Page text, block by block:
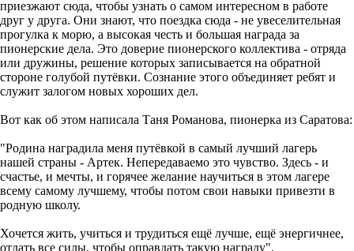
приезжают сюда, чтобы узнать о самом интересном в работе
друг у друга. Они знают, что поездка сюда - не увеселительная
прогулка к морю, а высокая честь и большая награда за
пионерские дела. Это доверие пионерского коллектива - отряда
или дружины, решение которых записывается на обратной
стороне голубой путёвки. Сознание этого объединяет ребят и
служит залогом новых хороших дел.
Вот как об этом написала Таня Романова, пионерка из Саратова:
"Родина наградила меня путёвкой в самый лучший лагерь
нашей страны - Артек. Непередаваемо это чувство. Здесь - и
счастье, и мечты, и горячее желание научиться в этом лагере
всему самому лучшему, чтобы потом свои навыки привезти в
родную школу.
Хочется жить, учиться и трудиться ещё лучше, ещё энергичнее,
отдать все силы, чтобы оправдать такую награду".